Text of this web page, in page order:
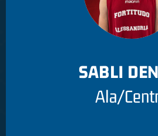
SABLI
Ala/